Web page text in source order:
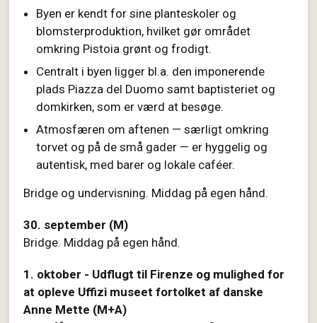
Byen er kendt for sine planteskoler og
blomsterproduktion, hvilket gør området
omkring Pistoia grønt og frodigt.
Centralt i byen ligger bl.a. den imponerende
plads Piazza del Duomo samt baptisteriet og
domkirken, som er værd at besøge.
Atmosfæren om aftenen — særligt omkring
torvet og på de små gader — er hyggelig og
autentisk, med barer og lokale caféer.
Bridge og undervisning. Middag på egen hånd.
30. september (M)
Bridge. Middag på egen hånd.
1. oktober - Udflugt til Firenze og mulighed for
at opleve Uffizi museet fortolket af danske
Anne Mette (M+A)